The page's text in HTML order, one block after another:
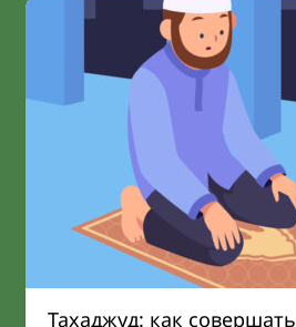
Тахаджуд: как совершать